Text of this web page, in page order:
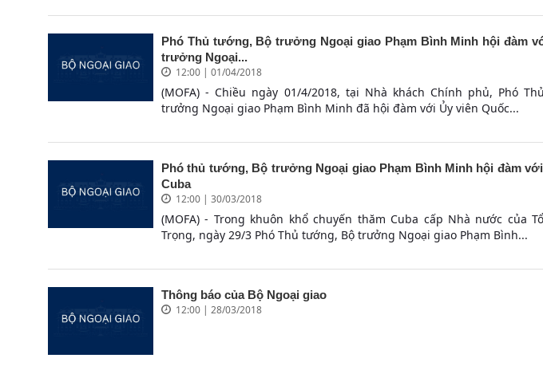
Phó Thủ tướng, Bộ trưởng Ngoại giao Phạm Bình Minh hội đàm
trưởng Ngoại...
12:00 | 01/04/2018
(MOFA) - Chiều ngày 01/4/2018, tại Nhà khách Chính phủ, Phó
trưởng Ngoại giao Phạm Bình Minh đã hội đàm với Ủy viên Quốc...
Phó thủ tướng, Bộ trưởng Ngoại giao Phạm Bình Minh hội đàm
Cuba
12:00 | 30/03/2018
(MOFA) - Trong khuôn khổ chuyến thăm Cuba cấp Nhà nước của
Trọng, ngày 29/3 Phó Thủ tướng, Bộ trưởng Ngoại giao Phạm Bình...
Thông báo của Bộ Ngoại giao
12:00 | 28/03/2018